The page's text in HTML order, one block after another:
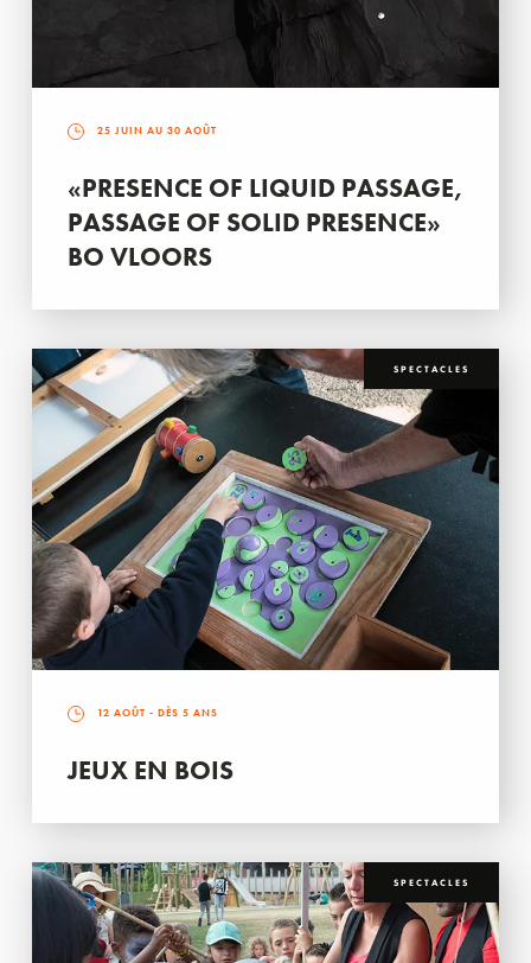
25 JUIN AU 30 AOÛT
«PRESENCE OF LIQUID PASSAGE,
PASSAGE OF SOLID PRESENCE»
BO VLOORS
SPECTACLES
12 AOÛT - DÈS 5 ANS
JEUX EN BOIS
SPECTACLES